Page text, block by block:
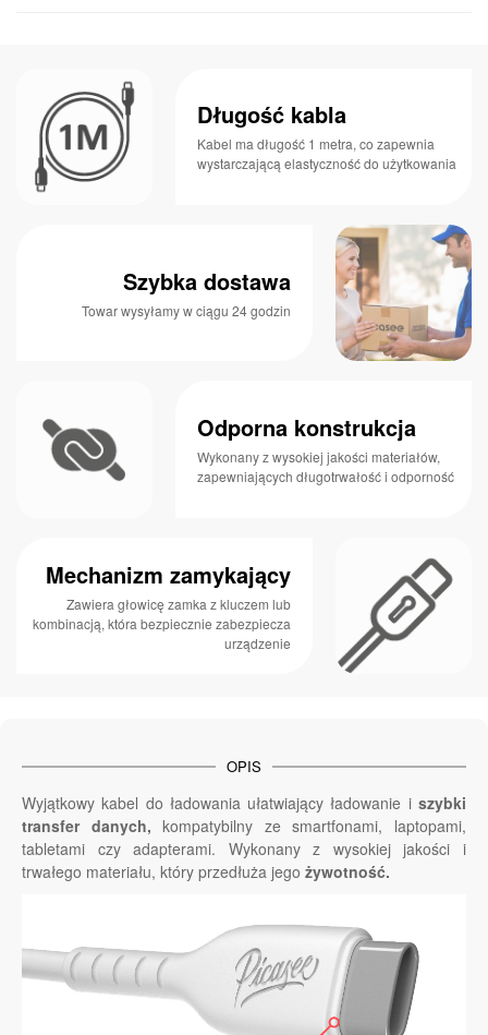
Długość kabla
Kabel ma długość 1 metra, co zapewnia
wystarczającą elastyczność do użytkowania
Szybka dostawa
Towar wysyłamy w ciągu 24 godzin
Odporna konstrukcja
Wykonany z wysokiej jakości materiałów,
zapewniających długotrwałość i odporność
Mechanizm zamykający
Zawiera głowicę zamka z kluczem lub
kombinacją, która bezpiecznie zabezpiecza
urządzenie
OPIS
Wyjątkowy kabel do ładowania ułatwiający ładowanie i szybki
transfer danych, kompatybilny ze smartfonami, laptopami,
tabletami czy adapterami. Wykonany z wysokiej jakości i
trwałego materiału, który przedłuża jego żywotność.